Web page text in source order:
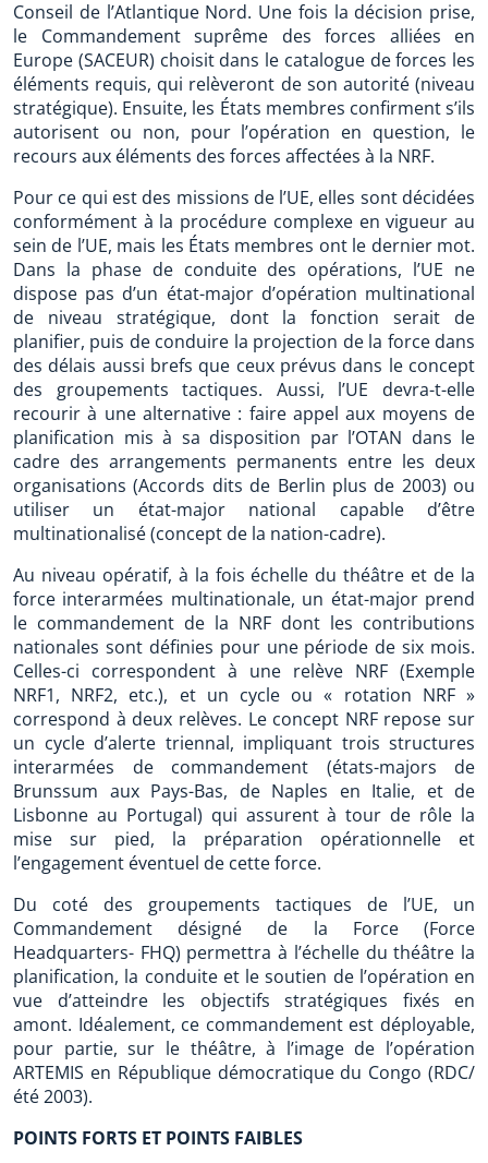
Conseil de l’Atlantique Nord. Une fois la décision prise,
le Commandement suprême des forces alliées en
Europe (SACEUR) choisit dans le catalogue de forces les
éléments requis, qui relèveront de son autorité (niveau
stratégique). Ensuite, les États membres confirment s’ils
autorisent ou non, pour l’opération en question, le
recours aux éléments des forces affectées à la NRF.
Pour ce qui est des missions de l’UE, elles sont décidées
conformément à la procédure complexe en vigueur au
sein de l’UE, mais les États membres ont le dernier mot.
Dans la phase de conduite des opérations, l’UE ne
dispose pas d’un état-major d’opération multinational
de niveau stratégique, dont la fonction serait de
planifier, puis de conduire la projection de la force dans
des délais aussi brefs que ceux prévus dans le concept
des groupements tactiques. Aussi, l’UE devra-t-elle
recourir à une alternative : faire appel aux moyens de
planification mis à sa disposition par l’OTAN dans le
cadre des arrangements permanents entre les deux
organisations (Accords dits de Berlin plus de 2003) ou
utiliser un état-major national capable d’être
multinationalisé (concept de la nation-cadre).
Au niveau opératif, à la fois échelle du théâtre et de la
force interarmées multinationale, un état-major prend
le commandement de la NRF dont les contributions
nationales sont définies pour une période de six mois.
Celles-ci correspondent à une relève NRF (Exemple
NRF1, NRF2, etc.), et un cycle ou « rotation NRF »
correspond à deux relèves. Le concept NRF repose sur
un cycle d’alerte triennal, impliquant trois structures
interarmées de commandement (états-majors de
Brunssum aux Pays-Bas, de Naples en Italie, et de
Lisbonne au Portugal) qui assurent à tour de rôle la
mise sur pied, la préparation opérationnelle et
l’engagement éventuel de cette force.
Du coté des groupements tactiques de l’UE, un
Commandement désigné de la Force (Force
Headquarters- FHQ) permettra à l’échelle du théâtre la
planification, la conduite et le soutien de l’opération en
vue d’atteindre les objectifs stratégiques fixés en
amont. Idéalement, ce commandement est déployable,
pour partie, sur le théâtre, à l’image de l’opération
ARTEMIS en République démocratique du Congo (RDC/
été 2003).
POINTS FORTS ET POINTS FAIBLES